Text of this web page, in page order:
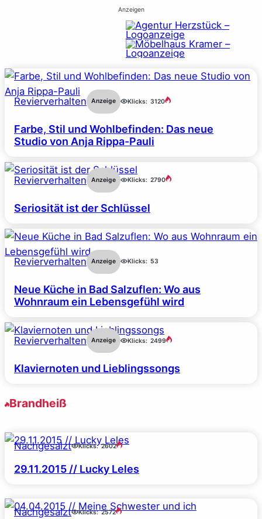
Anzeigen
Revierverhalten Anzeige Klicks: 3120
Farbe, Stil und Wohlbefinden: Das neue
Studio von Anja Rippa-Pauli
Revierverhalten Anzeige Klicks: 2790
Seriosität ist der Schlüssel
Revierverhalten Anzeige Klicks: 53
Neue Küche in Bad Salzuflen: Wo aus
Wohnraum ein Lebensgefühl wird
Revierverhalten Anzeige Klicks: 2499
Klaviernoten und Lieblingssongs
Brandheiß
Nachgesalzt Klicks: 2602
29.11.2015 // Lucky Leles
Nachgesalzt Klicks: 2572